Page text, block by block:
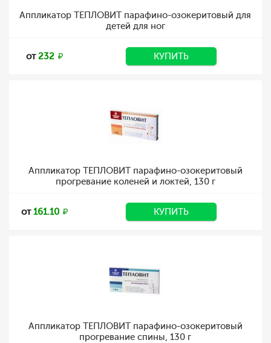
Аппликатор ТЕПЛОВИТ парафино-озокеритовый для
детей для ног
от232 КУПИТЬ
Аппликатор ТЕПЛОВИТ парафино-озокеритовый
прогревание коленей и локтей, 130 г
от161.10 КУПИТЬ
Аппликатор ТЕПЛОВИТ парафино-озокеритовый
прогревание спины, 130 г